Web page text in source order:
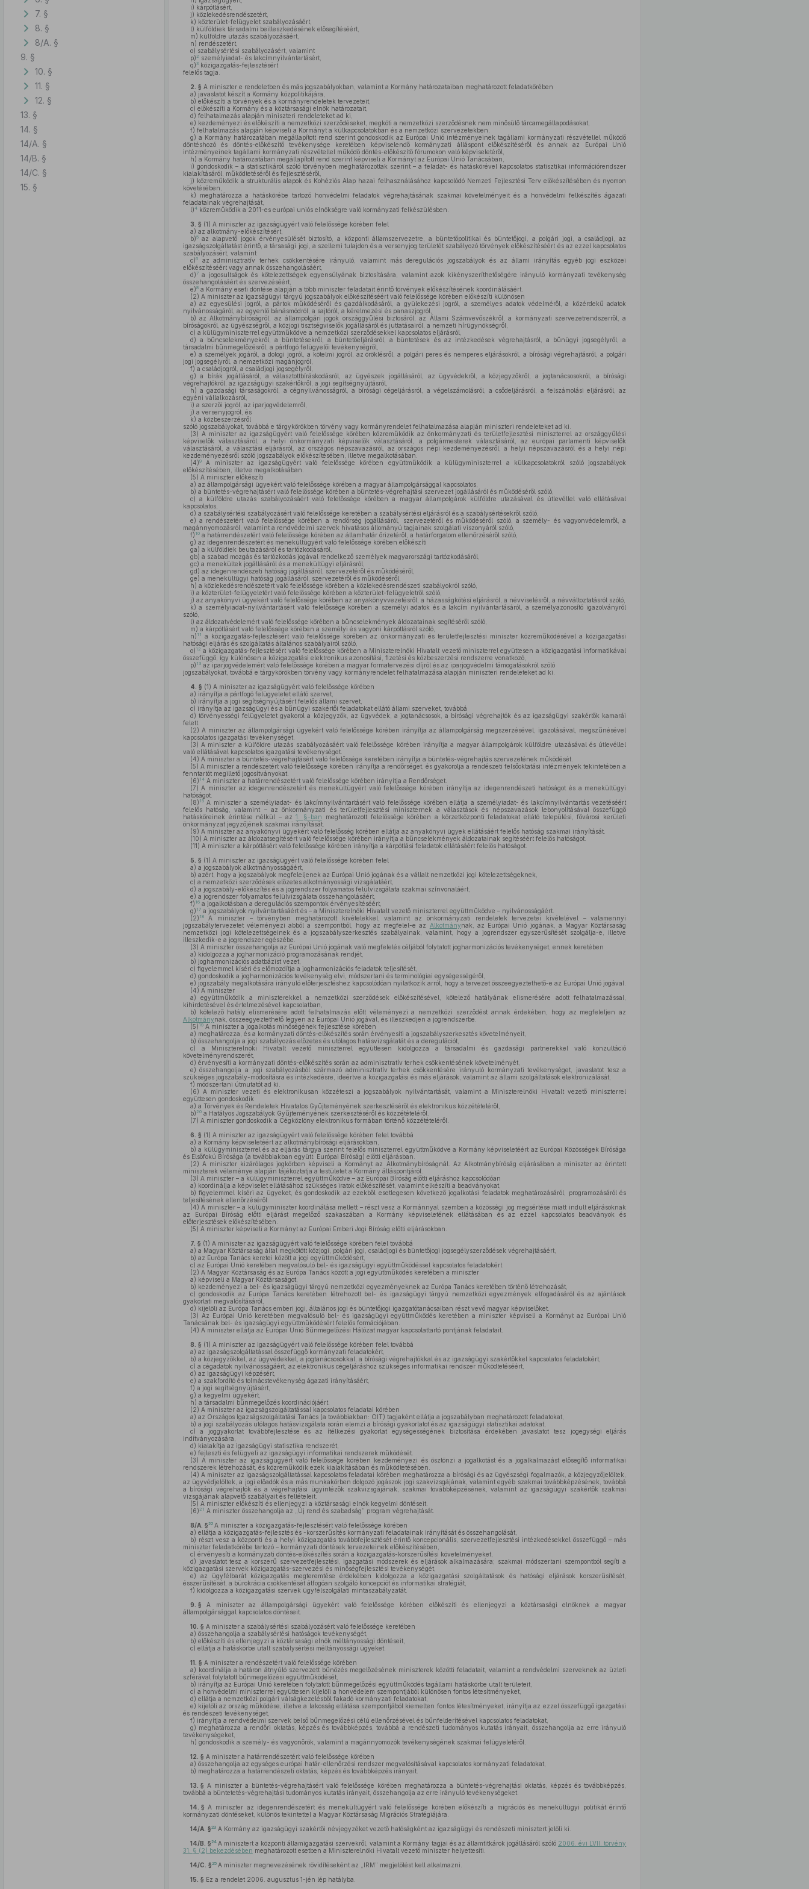
7. §
8. §
8/A. §
9. §
10. §
11. §
12. §
13. §
14. §
14/A. §
14/B. §
14/C. §
15. §
i) kárpótlásért,
j) közlekedésrendészetért,
k) közterület-felügyelet szabályozásáért,
l) külföldiek társadalmi beilleszkedésének elősegítéséért,
m) külföldre utazás szabályozásáért,
n) rendészetért,
o) szabálysértési szabályozásért, valamint
p) 2 személyiadat- és lakcímnyilvántartásért,
q) 3közigazgatás-fejlesztésért
felelős tagja.
2. § A miniszter e rendeletben és más jogszabályokban, valamint a Kormány határozataiban meghatározott feladatkörében
a) javaslatot készít a Kormány közpolitikájára,
b) előkészíti a törvények és a kormányrendeletek tervezeteit,
c) előkészíti a Kormány és a köztársasági elnök határozatait,
d) felhatalmazás alapján miniszteri rendeleteket ad ki,
e) kezdeményezi és előkészíti a nemzetközi szerződéseket, megköti a nemzetközi szerződésnek nem minősülő tárcamegállapodásokat,
f) felhatalmazás alapján képviseli a Kormányt a külkapcsolatokban és a nemzetközi szervezetekben,
g) a Kormány határozatában megállapított rend szerint gondoskodik az Európai Unió intézményeinek tagállami kormányzati részvétellel működő
döntéshozó és döntés-előkészítő tevékenysége keretében képviselendő kormányzati álláspont előkészítéséről és annak az Európai Unió
intézményeinek tagállami kormányzati részvétellel működő döntés-előkészítő fórumokon való képviseletéről,
h) a Kormány határozatában megállapított rend szerint képviseli a Kormányt az Európai Unió Tanácsában,
i) gondoskodik – a statisztikáról szóló törvényben meghatározottak szerint – a feladat- és hatáskörével kapcsolatos statisztikai információrendszer
kialakításáról, működtetéséről és fejlesztéséről,
j) közreműködik a strukturális alapok és Kohéziós Alap hazai felhasználásához kapcsolódó Nemzeti Fejlesztési Terv előkészítésében és nyomon
követésében,
k) meghatározza a hatáskörébe tartozó honvédelmi feladatok végrehajtásának szakmai követelményeit és a honvédelmi felkészítés ágazati
feladatainak végrehajtását,
l)4közreműködik a 2011-es európai uniós elnökségre való kormányzati felkészülésben.
3. § (1) A miniszter az igazságügyért való felelőssége körében felel
a) az alkotmány-előkészítésért,
b)5az alapvető jogok érvényesülését biztosító, a központi államszervezetre, a büntetőpolitikai és büntetőjogi, a polgári jogi, a családjogi, az
igazságszolgáltatást érintő, a társasági jogi, a szellemi tulajdon és a versenyjog területét szabályozó törvények előkészítéséért és az ezzel kapcsolatos
szabályozásért, valamint
c)6az adminisztratív terhek csökkentésére irányuló, valamint más deregulációs jogszabályok és az állami irányítás egyéb jogi eszközei
előkészítéséért vagy annak összehangolásáért,
d)7a jogosultságok és kötelezettségek egyensúlyának biztosítására, valamint azok kikényszeríthetőségére irányuló kormányzati tevékenység
összehangolásáért és szervezéséért,
e)8a Kormány eseti döntése alapján a több miniszter feladatait érintő törvények előkészítésének koordinálásáért.
(2) A miniszter az igazságügyi tárgyú jogszabályok előkészítéséért való felelőssége körében előkészíti különösen
a) az egyesülési jogról, a pártok működéséről és gazdálkodásáról, a gyülekezési jogról, a személyes adatok védelméről, a közérdekű adatok
nyilvánosságáról, az egyenlő bánásmódról, a sajtóról, a kérelmezési és panaszjogról,
b) az Alkotmánybíróságról, az állampolgári jogok országgyűlési biztosáról, az Állami Számvevőszékről, a kormányzati szervezetrendszerről, a
bíróságokról, az ügyészségről, a közjogi tisztségviselők jogállásáról és juttatásairól, a nemzeti hírügynökségről,
c) a külügyminiszterrel együttműködve a nemzetközi szerződésekkel kapcsolatos eljárásról,
d) a bűncselekményekről, a büntetésekről, a büntetőeljárásról, a büntetések és az intézkedések végrehajtásról, a bűnügyi jogsegélyről, a
társadalmi bűnmegelőzésről, a pártfogó felügyelői tevékenységről,
e) a személyek jogáról, a dologi jogról, a kötelmi jogról, az öröklésről, a polgári peres és nemperes eljárásokról, a bírósági végrehajtásról, a polgári
jogi jogsegélyről, a nemzetközi magánjogról,
f) a családjogról, a családjogi jogsegélyről,
g) a bírák jogállásáról, a választottbíráskodásról, az ügyészek jogállásáról, az ügyvédekről, a közjegyzőkről, a jogtanácsosokról, a bírósági
végrehajtókról, az igazságügyi szakértőkről, a jogi segítségnyújtásról,
h) a gazdasági társaságokról, a cégnyilvánosságról, a bírósági cégeljárásról, a végelszámolásról, a csődeljárásról, a felszámolási eljárásról, az
egyéni vállalkozásról,
i) a szerzői jogról, az iparjogvédelemről,
j) a versenyjogról, és
k) a közbeszerzésről
szóló jogszabályokat, továbbá e tárgykörökben törvény vagy kormányrendelet felhatalmazása alapján miniszteri rendeleteket ad ki.
(3) A miniszter az igazságügyért való felelőssége körében közreműködik az önkormányzati és területfejlesztési miniszterrel az országgyűlési
képviselők választásáról, a helyi önkormányzati képviselők választásáról, a polgármesterek választásáról, az európai parlamenti képviselők
választásáról, a választási eljárásról, az országos népszavazásról, az országos népi kezdeményezésről, a helyi népszavazásról és a helyi népi
kezdeményezésről szóló jogszabályok előkészítésében, illetve megalkotásában.
(4)9A miniszter az igazságügyért való felelőssége körében együttműködik a külügyminiszterrel a külkapcsolatokról szóló jogszabályok
előkészítésében, illetve megalkotásában.
(5) A miniszter előkészíti
a) az állampolgársági ügyekért való felelőssége körében a magyar állampolgársággal kapcsolatos,
b) a büntetés-végrehajtásért való felelőssége körében a büntetés-végrehajtási szervezet jogállásáról és működéséről szóló,
c) a külföldre utazás szabályozásáért való felelőssége körében a magyar állampolgárok külföldre utazásával és útlevéllel való ellátásával
kapcsolatos,
d) a szabálysértési szabályozásért való felelőssége keretében a szabálysértési eljárásról és a szabálysértésekről szóló,
e) a rendészetért való felelőssége körében a rendőrség jogállásáról, szervezetéről és működéséről szóló, a személy- és vagyonvédelemről, a
magánnyomozásról, valamint a rendvédelmi szervek hivatásos állományú tagjainak szolgálati viszonyáról szóló,
f) 10a határrendészetért való felelőssége körében az államhatár őrizetéről, a határforgalom ellenőrzéséről szóló,
g) az idegenrendészetért és menekültügyért való felelőssége körében előkészíti
ga) a külföldiek beutazásáról és tartózkodásáról,
gb) a szabad mozgás és tartózkodás jogával rendelkező személyek magyarországi tartózkodásáról,
gc) a menekültek jogállásáról és a menekültügyi eljárásról,
gd) az idegenrendészeti hatóság jogállásáról, szervezetéről és működéséről,
ge) a menekültügyi hatóság jogállásáról, szervezetéről és működéséről,
h) a közlekedésrendészetért való felelőssége körében a közlekedésrendészeti szabályokról szóló,
i) a közterület-felügyeletért való felelőssége körében a közterület-felügyeletről szóló,
j) az anyakönyvi ügyekért való felelőssége körében az anyakönyvvezetésről, a házasságkötési eljárásról, a névviselésről, a névváltoztatásról szóló,
k) a személyiadat-nyilvántartásért való felelőssége körében a személyi adatok és a lakcím nyilvántartásáról, a személyazonosító igazolványról
szóló,
l) az áldozatvédelemért való felelőssége körében a bűncselekmények áldozatainak segítéséről szóló,
m) a kárpótlásért való felelőssége körében a személyi és vagyoni kárpótlásról szóló,
n) 11
a közigazgatás-fejlesztésért való felelőssége körében az önkormányzati és területfejlesztési miniszter közreműködésével a közigazgatási
hatósági eljárás és szolgáltatás általános szabályairól szóló,
o) 12 a közigazgatás-fejlesztésért való felelőssége körében a Miniszterelnöki Hivatalt vezető miniszterrel együttesen a közigazgatási informatikával
összefüggő, így különösen a közigazgatási elektronikus azonosítási, fizetési és közbeszerzési rendszerre vonatkozó,
p) 13az iparjogvédelemért való felelőssége körében a magyar formatervezési díjról és az iparjogvédelmi támogatásokról szóló
jogszabályokat, továbbá e tárgykörökben törvény vagy kormányrendelet felhatalmazása alapján miniszteri rendeleteket ad ki.
4. § (1) A miniszter az igazságügyért való felelőssége körében
a) irányítja a pártfogó felügyeletet ellátó szervet,
b) irányítja a jogi segítségnyújtásért felelős állami szervet,
c) irányítja az igazságügyi és a bűnügyi szakértői feladatokat ellátó állami szerveket, továbbá
d) törvényességi felügyeletet gyakorol a közjegyzők, az ügyvédek, a jogtanácsosok, a bírósági végrehajtók és az igazságügyi szakértők kamarái
felett.
(2) A miniszter az állampolgársági ügyekért való felelőssége körében irányítja az állampolgárság megszerzésével, igazolásával, megszűnésével
kapcsolatos igazgatási tevékenységet.
(3) A miniszter a külföldre utazás szabályozásáért való felelőssége körében irányítja a magyar állampolgárok külföldre utazásával és útlevéllel
való ellátásával kapcsolatos igazgatási tevékenységet.
(4) A miniszter a büntetés-végrehajtásért való felelőssége keretében irányítja a büntetés-végrehajtás szervezetének működését.
(5) A miniszter a rendészetért való felelőssége körében irányítja a rendőrséget, és gyakorolja a rendészeti felsőoktatási intézmények tekintetében a
fenntartót megillető jogosítványokat.
(6) 14A miniszter a határrendészetért való felelőssége körében irányítja a Rendőrséget.
(7) A miniszter az idegenrendészetért és menekültügyért való felelőssége körében irányítja az idegenrendészeti hatóságot és a menekültügyi
hatóságot.
(8) 15A miniszter a személyiadat- és lakcímnyilvántartásért való felelőssége körében ellátja a személyiadat- és lakcímnyilvántartás vezetéséért
felelős hatóság, valamint – az önkormányzati és területfejlesztési miniszternek a választások és népszavazások lebonyolításával összefüggő
hatásköreinek érintése nélkül – az1. §-ban meghatározott felelőssége körében a körzetközponti feladatokat ellátó települési, fővárosi kerületi
önkormányzat jegyzőjének szakmai irányítását.
(9) A miniszter az anyakönyvi ügyekért való felelősség körében ellátja az anyakönyvi ügyek ellátásáért felelős hatóság szakmai irányítását.
(10) A miniszter az áldozatsegítésért való felelőssége körében irányítja a bűncselekmények áldozatainak segítéséért felelős hatóságot.
(11) A miniszter a kárpótlásért való felelőssége körében irányítja a kárpótlási feladatok ellátásáért felelős hatóságot.
5. § (1) A miniszter az igazságügyért való felelőssége körében felel
a) a jogszabályok alkotmányosságáért,
b) azért, hogy a jogszabályok megfeleljenek az Európai Unió jogának és a vállalt nemzetközi jogi kötelezettségeknek,
c) a nemzetközi szerződések előzetes alkotmányossági vizsgálatáért,
d) a jogszabály-előkészítés és a jogrendszer folyamatos felülvizsgálata szakmai színvonaláért,
e) a jogrendszer folyamatos felülvizsgálata összehangolásáért,
f) 16a jogalkotásban a deregulációs szempontok érvényesítéséért,
g) 17a jogszabályok nyilvántartásáért és – a Miniszterelnöki Hivatalt vezető miniszterrel együttműködve – nyilvánosságáért.
(2) 18A miniszter – törvényben meghatározott kivételekkel, valamint az önkormányzati rendeletek tervezetei kivételével – valamennyi
jogszabálytervezetet véleményezi abból a szempontból, hogy az megfelel-e az
Alkotmánynak, az Európai Unió jogának, a Magyar Köztársaság
nemzetközi jogi kötelezettségeinek és a jogszabályszerkesztés szabályainak, valamint, hogy a jogrendszer egyszerűsítését szolgálja-e, illetve
illeszkedik-e a jogrendszer egészébe.
(3) A miniszter összehangolja az Európai Unió jogának való megfelelés céljából folytatott jogharmonizációs tevékenységet, ennek keretében
a) kidolgozza a jogharmonizáció programozásának rendjét,
b) jogharmonizációs adatbázist vezet,
c) figyelemmel kíséri és előmozdítja a jogharmonizációs feladatok teljesítését,
d) gondoskodik a jogharmonizációs tevékenység elvi, módszertani és terminológiai egységességéről,
e) jogszabály megalkotására irányuló előterjesztéshez kapcsolódóan nyilatkozik arról, hogy a tervezet összeegyeztethető-e az Európai Unió jogával.
(4) A miniszter
a) együttműködik a miniszterekkel a nemzetközi szerződések előkészítésével, kötelező hatályának elismerésére adott felhatalmazással,
kihirdetésével és értelmezésével kapcsolatban,
b) kötelező hatály elismerésére adott felhatalmazás előtt véleményezi a nemzetközi szerződést annak érdekében, hogy az megfeleljen az
Alkotmánynak, összeegyeztethető legyen az Európai Unió jogával, és illeszkedjen a jogrendszerbe.
(5) 19A miniszter a jogalkotás minőségének fejlesztése körében
a) meghatározza, és a kormányzati döntés-előkészítés során érvényesíti a jogszabályszerkesztés követelményeit,
b) összehangolja a jogi szabályozás előzetes és utólagos hatásvizsgálatát és a deregulációt,
c) a Miniszterelnöki Hivatalt vezető miniszterrel együttesen kidolgozza a társadalmi és gazdasági partnerekkel való konzultáció
követelményrendszerét,
d) érvényesíti a kormányzati döntés-előkészítés során az adminisztratív terhek csökkentésének követelményét,
e) összehangolja a jogi szabályozásból származó adminisztratív terhek csökkentésére irányuló kormányzati tevékenységet, javaslatot tesz a
szükséges jogszabály-módosításra és intézkedésre, ideértve a közigazgatási és más eljárások, valamint az állami szolgáltatások elektronizálását,
f) módszertani útmutatót ad ki.
(6) A miniszter vezeti és elektronikusan közzéteszi a jogszabályok nyilvántartását, valamint a Miniszterelnöki Hivatalt vezető miniszterrel
együttesen gondoskodik
a) a Törvények és Rendeletek Hivatalos Gyűjteményének szerkesztéséről és elektronikus közzétételéről,
b) 20a Hatályos Jogszabályok Gyűjteményének szerkesztéséről és közzétételéről.
(7) A miniszter gondoskodik a Cégközlöny elektronikus formában történő közzétételéről.
6. § (1) A miniszter az igazságügyért való felelőssége körében felel továbbá
a) a Kormány képviseletéért az alkotmánybírósági eljárásokban,
b) a külügyminiszterrel és az eljárás tárgya szerint felelős miniszterrel együttműködve a Kormány képviseletéért az Európai Közösségek Bírósága
és Elsőfokú Bírósága (a továbbiakban együtt: Európai Bíróság) előtti eljárásban.
(2) A miniszter kizárólagos jogkörben képviseli a Kormányt az Alkotmánybíróságnál. Az Alkotmánybíróság eljárásában a miniszter az érintett
miniszterek véleménye alapján tájékoztatja a testületet a Kormány álláspontjáról.
(3) A miniszter – a külügyminiszterrel együttműködve – az Európai Bíróság előtti eljáráshoz kapcsolódóan
a) koordinálja a képviselet ellátásához szükséges iratok előkészítését, valamint elkészíti a beadványokat,
b) figyelemmel kíséri az ügyeket, és gondoskodik az ezekből esetlegesen következő jogalkotási feladatok meghatározásáról, programozásáról és
teljesítésének ellenőrzéséről.
(4) A miniszter – a külügyminiszter koordinálása mellett – részt vesz a Kormánnyal szemben a közösségi jog megsértése miatt indult eljárásoknak
az Európai Bíróság előtti eljárást megelőző szakaszában a Kormány képviseletének ellátásában és az ezzel kapcsolatos beadványok és
előterjesztések előkészítésében.
(5) A miniszter képviseli a Kormányt az Európai Emberi Jogi Bíróság előtti eljárásokban.
7. § (1) A miniszter az igazságügyért való felelőssége körében felel továbbá
a) a Magyar Köztársaság által megkötött közjogi, polgári jogi, családjogi és büntetőjogi jogsegélyszerződések végrehajtásáért,
b) az Európa Tanács keretei között a jogi együttműködésért,
c) az Európai Unió keretében megvalósuló bel- és igazságügyi együttműködéssel kapcsolatos feladatokért.
(2) A Magyar Köztársaság és az Európa Tanács között a jogi együttműködés keretében a miniszter
a) képviseli a Magyar Köztársaságot,
b) kezdeményezi a bel- és igazságügyi tárgyú nemzetközi egyezményeknek az Európa Tanács keretében történő létrehozását,
c) gondoskodik az Európa Tanács keretében létrehozott bel- és igazságügyi tárgyú nemzetközi egyezmények elfogadásáról és az ajánlások
gyakorlati megvalósításáról,
d) kijelöli az Európa Tanács emberi jogi, általános jogi és büntetőjogi igazgatótanácsaiban részt vevő magyar képviselőket.
(3) Az Európai Unió keretében megvalósuló bel- és igazságügyi együttműködés keretében a miniszter képviseli a Kormányt az Európai Unió
Tanácsának bel- és igazságügyi együttműködésért felelős formációjában.
(4) A miniszter ellátja az Európai Unió Bűnmegelőzési Hálózat magyar kapcsolattartó pontjának feladatait.
8. § (1) A miniszter az igazságügyért való felelőssége körében felel továbbá
a) az igazságszolgáltatással összefüggő kormányzati feladatokért,
b) a közjegyzőkkel, az ügyvédekkel, a jogtanácsosokkal, a bírósági végrehajtókkal és az igazságügyi szakértőkkel kapcsolatos feladatokért,
c) a cégadatok nyilvánosságáért, az elektronikus cégeljáráshoz szükséges informatikai rendszer működtetéséért,
d) az igazságügyi képzésért,
e) a szakfordító és tolmácstevékenység ágazati irányításáért,
f) a jogi segítségnyújtásért,
g) a kegyelmi ügyekért,
h) a társadalmi bűnmegelőzés koordinációjáért.
(2) A miniszter az igazságszolgáltatással kapcsolatos feladatai körében
a) az Országos Igazságszolgáltatási Tanács (a továbbiakban: OIT) tagjaként ellátja a jogszabályban meghatározott feladatokat,
b) a jogi szabályozás utólagos hatásvizsgálata során elemzi a bírósági gyakorlatot és az igazságügyi statisztikai adatokat,
c) a joggyakorlat továbbfejlesztése és az ítélkezési gyakorlat egységességének biztosítása érdekében javaslatot tesz jogegységi eljárás
indítványozására,
d) kialakítja az igazságügyi statisztika rendszerét,
e) fejleszti és felügyeli az igazságügyi informatikai rendszerek működését.
(3) A miniszter az igazságügyért való felelőssége körében kezdeményezi és ösztönzi a jogalkotást és a jogalkalmazást elősegítő informatikai
rendszerek létrehozását, és közreműködik ezek kialakításában és működtetésében.
(4) A miniszter az igazságszolgáltatással kapcsolatos feladatai körében meghatározza a bírósági és az ügyészségi fogalmazók, a közjegyzőjelöltek,
az ügyvédjelöltek, a jogi előadók és a más munkakörben dolgozó jogászok jogi szakvizsgájának, valamint egyéb szakmai továbbképzésének, továbbá
a bírósági végrehajtók és a végrehajtási ügyintézők szakvizsgájának, szakmai továbbképzésének, valamint az igazságügyi szakértők szakmai
vizsgájának alapvető szabályait és feltételeit.
(5) A miniszter előkészíti és ellenjegyzi a köztársasági elnök kegyelmi döntéseit.
(6) 21 A miniszter összehangolja az „Új rend és szabadság” program végrehajtását.
8/A. §22 A miniszter a közigazgatás-fejlesztésért való felelőssége körében
a) ellátja a közigazgatás-fejlesztés és -korszerűsítés kormányzati feladatainak irányítását és összehangolását,
b) részt vesz a központi és a helyi közigazgatás továbbfejlesztését érintő koncepcionális, szervezetfejlesztési intézkedésekkel összefüggő – más
miniszter feladatkörébe tartozó – kormányzati döntések tervezeteinek előkészítésében,
c) érvényesíti a kormányzati döntés-előkészítés során a közigazgatás-korszerűsítési követelményeket,
d) javaslatot tesz a korszerű szervezetfejlesztési, igazgatási módszerek és eljárások alkalmazására; szakmai módszertani szempontból segíti a
közigazgatási szervek közigazgatás-szervezési és minőségfejlesztési tevékenységét,
e) az ügyfélbarát közigazgatás megteremtése érdekében kidolgozza a közigazgatási szolgáltatások és hatósági eljárások korszerűsítését,
ésszerűsítését, a bürokrácia csökkentését átfogóan szolgáló koncepciót és informatikai stratégiát,
f) kidolgozza a közigazgatási szervek ügyfélszolgálati mintaszabályzatát.
9. § A miniszter az állampolgársági ügyekért való felelőssége körében előkészíti és ellenjegyzi a köztársasági elnöknek a magyar
állampolgársággal kapcsolatos döntéseit.
10. § A miniszter a szabálysértési szabályozásért való felelőssége keretében
a) összehangolja a szabálysértési hatóságok tevékenységét,
b) előkészíti és ellenjegyzi a köztársasági elnök méltányossági döntéseit,
c) ellátja a hatáskörbe utalt szabálysértési méltányossági ügyeket.
11. § A miniszter a rendészetért való felelőssége körében
a) koordinálja a határon átnyúló szervezett bűnözés megelőzésének miniszterek közötti feladatait, valamint a rendvédelmi szerveknek az üzleti
szférával folytatott bűnmegelőzési együttműködését,
b) irányítja az Európai Unió keretében folytatott bűnmegelőzési együttműködés tagállami hatáskörbe utalt területeit,
c) a honvédelmi miniszterrel együttesen kijelöli a honvédelem szempontjából különösen fontos létesítményeket,
d) ellátja a nemzetközi polgári válságkezelésből fakadó kormányzati feladatokat,
e) kijelöli az ország működése, illetve a lakosság ellátása szempontjából kiemelten fontos létesítményeket, irányítja az ezzel összefüggő igazgatási
és rendészeti tevékenységet,
f) irányítja a rendvédelmi szervek belső bűnmegelőzési célú ellenőrzésével és bűnfelderítésével kapcsolatos feladatokat,
g) meghatározza a rendőri oktatás, képzés és továbbképzés, továbbá a rendészeti tudományos kutatás irányait, összehangolja az erre irányuló
tevékenységeket,
h) gondoskodik a személy- és vagyonőrök, valamint a magánnyomozók tevékenységének szakmai felügyeletéről.
12. § A miniszter a határrendészetért való felelőssége körében
a) összehangolja az egységes európai határ-ellenőrzési rendszer megvalósításával kapcsolatos kormányzati feladatokat,
b) meghatározza a határrendészeti oktatás, képzés és továbbképzés irányait.
13. § A miniszter a büntetés-végrehajtásért való felelőssége körében meghatározza a büntetés-végrehajtási oktatás, képzés és továbbképzés,
továbbá a büntetetés-végrehajtási tudományos kutatás irányait, összehangolja az erre irányuló tevékenységeket.
14. § A miniszter az idegenrendészetért és menekültügyért való felelőssége körében előkészíti a migrációs és menekültügyi politikát érintő
kormányzati döntéseket, különös tekintettel a Magyar Köztársaság Migrációs Stratégiájára.
14/A. §23 A Kormány az igazságügyi szakértői névjegyzéket vezető hatóságként az igazságügyi és rendészeti minisztert jelöli ki.
14/B. §24 A minisztert a központi államigazgatási szervekről, valamint a Kormány tagjai és az államtitkárok jogállásáról szóló 2006. évi LVII. törvény
31. § (2) bekezdésében meghatározott esetben a Miniszterelnöki Hivatalt vezető miniszter helyettesíti.
14/C. §25 A miniszter megnevezésének rövidítéseként az „IRM” megjelölést kell alkalmazni.
15. § Ez a rendelet 2006. augusztus 1-jén lép hatályba.